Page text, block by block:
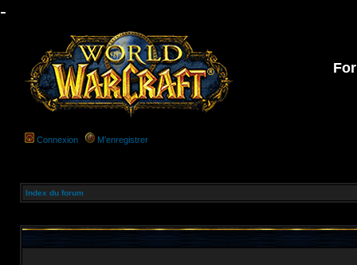
-
Connexion M’enregistrer
Index du forum